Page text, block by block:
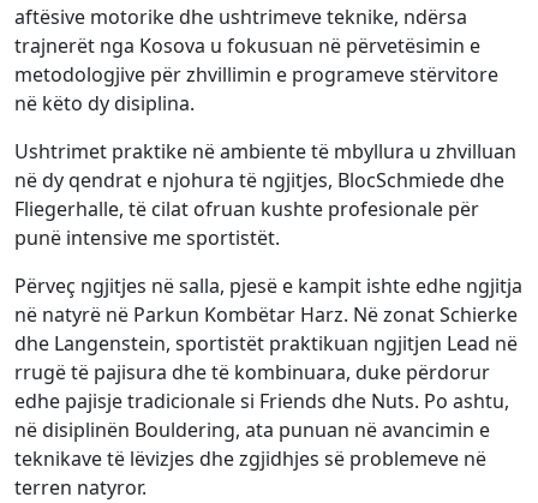
aftësive motorike dhe ushtrimeve teknike, ndërsa
trajnerët nga Kosova u fokusuan në përvetësimin e
metodologjive për zhvillimin e programeve stërvitore
në këto dy disiplina.
Ushtrimet praktike në ambiente të mbyllura u zhvilluan
në dy qendrat e njohura të ngjitjes, BlocSchmiede dhe
Fliegerhalle, të cilat ofruan kushte profesionale për
punë intensive me sportistët.
Përveç ngjitjes në salla, pjesë e kampit ishte edhe ngjitja
në natyrë në Parkun Kombëtar Harz. Në zonat Schierke
dhe Langenstein, sportistët praktikuan ngjitjen Lead në
rrugë të pajisura dhe të kombinuara, duke përdorur
edhe pajisje tradicionale si Friends dhe Nuts. Po ashtu,
në disiplinën Bouldering, ata punuan në avancimin e
teknikave të lëvizjes dhe zgjidhjes së problemeve në
terren natyror.